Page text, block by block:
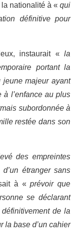
la nationalité à «qui
définitive pour
instaurait «la
portant la
majeur ayant
à l’enfance au plus
subordonnée à
restée dans son
des empreintes
étranger sans
à «prévoir que
se déclarant
de la
la base d’un cahier